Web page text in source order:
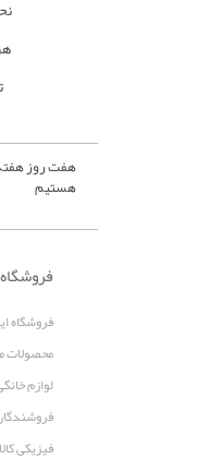
هستیم
فروشگاه
محصولات
لوازم
فیزیکی